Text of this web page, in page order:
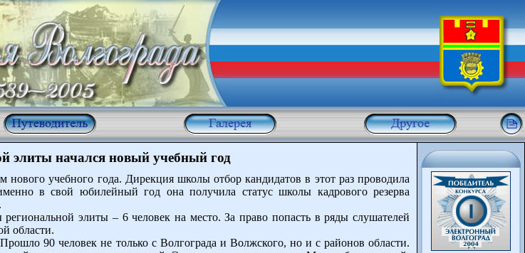
элиты начался новый учебный год
нового учебного года. Дирекция школы отбор кандидатов в этот раз проводила
в свой юбилейный год она получила статус школы кадрового резерва
элиты – 6 человек на место. За право попасть в ряды слушателей
области.
90 человек не только с Волгограда и Волжского, но и с районов области.